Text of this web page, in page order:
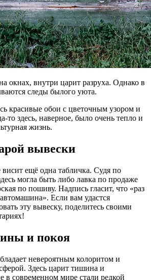
окнах, внутри царит разруха. Однако в
следы былого уюта.
красивые обои с цветочным узором и
то здесь, наверное, было очень тепло и
жизнь.
вывески
висит ещё одна табличка. Судя по
могла быть либо лавка по продаже
по пошиву. Надпись гласит, что «раз
Если вам удастся
эту вывеску, поделитесь своими
и покоя
невероятным колоритом и
Здесь царит тишина и
в современном мире стали редкой